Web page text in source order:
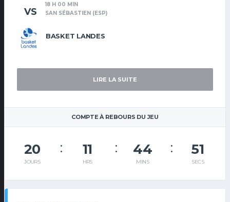
BASKET LANDES
VS
18 H 00 MIN
SAN SÉBASTIEN (ESP)
LIRE LA SUITE
COMPTE À REBOURS DU JEU
20
JOURS
11
HRS
44
MINS
51
SECS